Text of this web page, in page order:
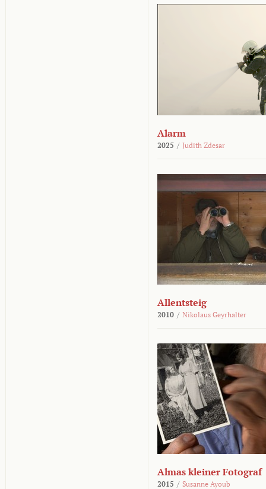
Alarm
2025 / Judith Zdesar
Allentsteig
2010 / Nikolaus Geyrhalter
Almas kleiner Fotograf
2015 / Susanne Ayoub